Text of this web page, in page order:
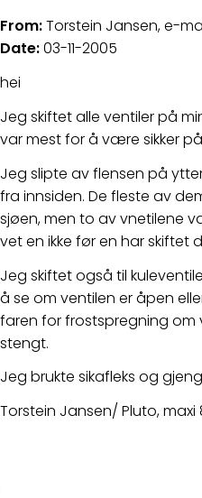
From:Torstein Jansen, e-
Date:03-11-2005
hei
Jeg skiftet alle ventiler på
var mest for å være sikker
Jeg slipte av flensen på
fra innsiden. De fleste av
sjøen, men to av vnetilene
vet en ikke før en har skiftet
Jeg skiftet også til
å se om ventilen er åpen
faren for frostspregning om
stengt.
Jeg brukte sikafleks og
Torstein Jansen/ Pluto, maxi